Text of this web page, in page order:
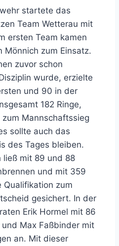
startete das
Team Wetterau mit
ersten Team kamen
Mönnich zum Einsatz.
zuvor schon
wurde, erzielte
und 90 in der
182 Ringe,
Mannschaftssieg
sollte auch das
des Tages bleiben.
ließ mit 89 und 88
und mit 359
Qualifikation zum
gesichert. In der
Erik Hormel mit 86
Max Faßbinder mit
an. Mit dieser